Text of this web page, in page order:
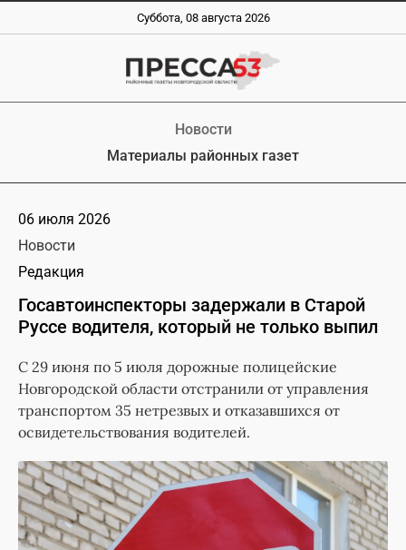
Суббота, 08 августа 2026
Новости
Материалы районных газет
06 июля 2026
Новости
Редакция
Госавтоинспекторы задержали в Старой
Руссе водителя, который не только выпил
С 29 июня по 5 июля дорожные полицейские
Новгородской области отстранили от управления
транспортом 35 нетрезвых и отказавшихся от
освидетельствования водителей.